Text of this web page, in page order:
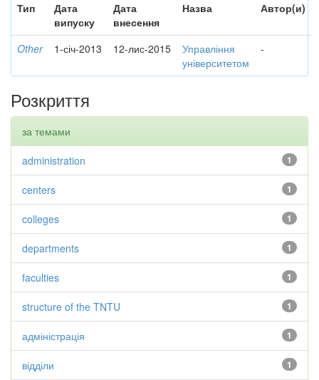
Тип
Дата
випуску
Дата
внесення
Назва Автор(и)
Other 1-січ-2013 12-лис-2015
Управління
університетом
-
Розкриття
за темами
1
administration
1
centers
1
colleges
1
departments
1
faculties
1
structure of the TNTU
1
адміністрація
1
відділи